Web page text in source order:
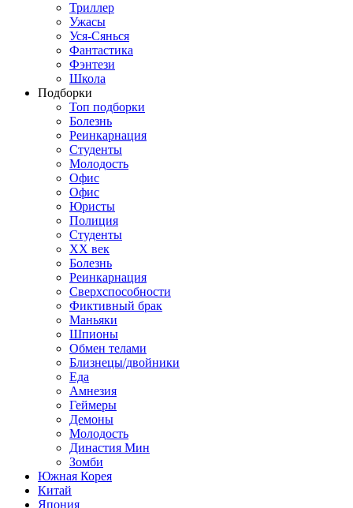
Триллер
Ужасы
Уся-Сянься
Фантастика
Фэнтези
Школа
Подборки
Топ подборки
Болезнь
Реинкарнация
Студенты
Молодость
Офис
Офис
Юристы
Полиция
Студенты
ХХ век
Болезнь
Реинкарнация
Сверхспособности
Фиктивный брак
Маньяки
Шпионы
Обмен телами
Близнецы/двойники
Еда
Амнезия
Геймеры
Демоны
Молодость
Династия Мин
Зомби
Южная Корея
Китай
Япония